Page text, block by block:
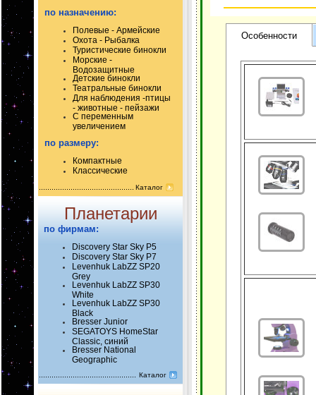
по назначению:
Полевые - Армейские
Охота - Рыбалка
Туристические бинокли
Морские -
Водозащитные
Детские бинокли
Театральные бинокли
Для наблюдения -птицы
- животные - пейзажи
С переменным
увеличением
по размеру:
Компактные
Классические
Каталог
Планетарии
по фирмам:
Discovery Star Sky P5
Discovery Star Sky P7
Levenhuk LabZZ SP20
Grey
Levenhuk LabZZ SP30
White
Levenhuk LabZZ SP30
Black
Bresser Junior
SEGATOYS HomeStar
Classic, синий
Bresser National
Geographic
Каталог
Особенности